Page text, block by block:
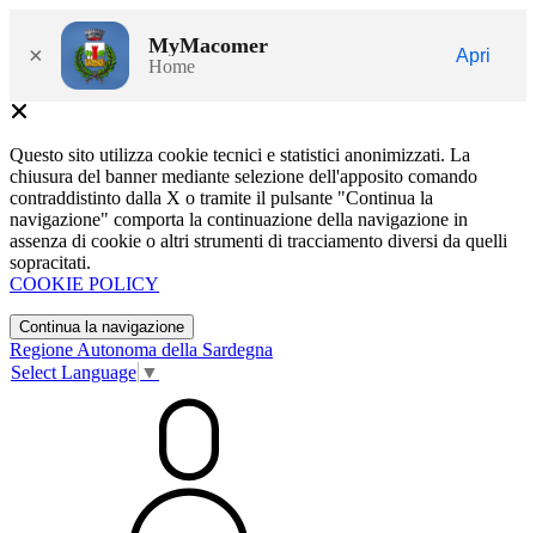
× MyMacomer
Home
Apri
Questo sito utilizza cookie tecnici e statistici anonimizzati. La
chiusura del banner mediante selezione dell'apposito comando
contraddistinto dalla X o tramite il pulsante "Continua la
navigazione" comporta la continuazione della navigazione in
assenza di cookie o altri strumenti di tracciamento diversi da quelli
sopracitati.
COOKIE POLICY
Continua la navigazione
Regione Autonoma della Sardegna
Select Language ▼